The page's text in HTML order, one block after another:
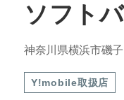
ソフト
神奈川県横浜市磯
Y!mobile取扱店